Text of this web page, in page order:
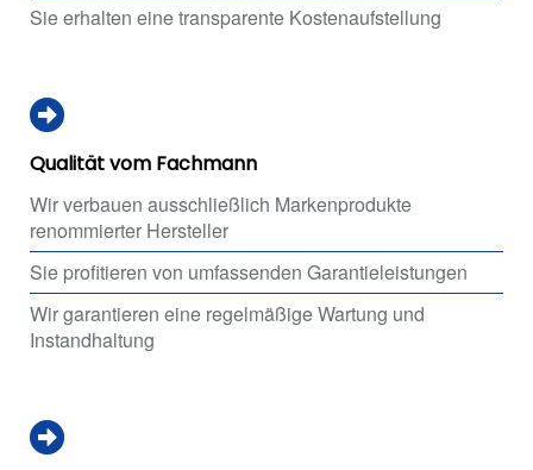
Sie erhalten eine transparente Kostenaufstellung
Qualität vom Fachmann
Wir verbauen ausschließlich Markenprodukte
renommierter Hersteller
Sie profitieren von umfassenden Garantieleistungen
Wir garantieren eine regelmäßige Wartung und
Instandhaltung